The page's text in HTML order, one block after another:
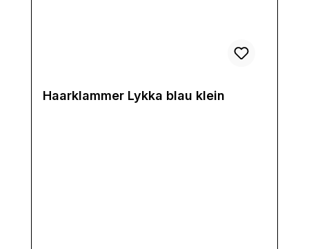
Haarklammer Lykka blau klein